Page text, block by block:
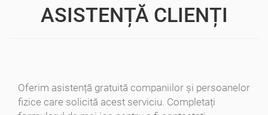
ASISTENȚĂ CLIENȚI
Oferim asistență gratuită companiilor și persoanelor
fizice care solicită acest serviciu. Completați